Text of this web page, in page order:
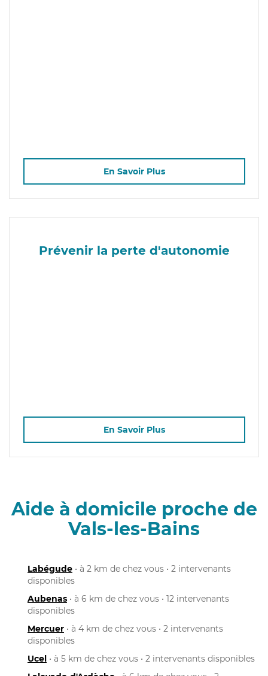
En Savoir Plus
Prévenir la perte d'autonomie
En Savoir Plus
Aide à domicile proche de
Vals-les-Bains
Labégude • à 2 km de chez vous • 2 intervenants
disponibles
Aubenas • à 6 km de chez vous • 12 intervenants
disponibles
Mercuer • à 4 km de chez vous • 2 intervenants
disponibles
Ucel • à 5 km de chez vous • 2 intervenants disponibles